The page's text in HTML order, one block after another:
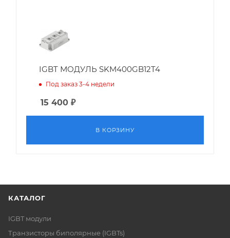
IGBT МОДУЛЬ SKM400GB12T4
Под заказ 3-4 недели
15 400 ₽
В КОРЗИНУ
КАТАЛОГ
IGBT модули
Транзисторы биполярные (IGBTs)